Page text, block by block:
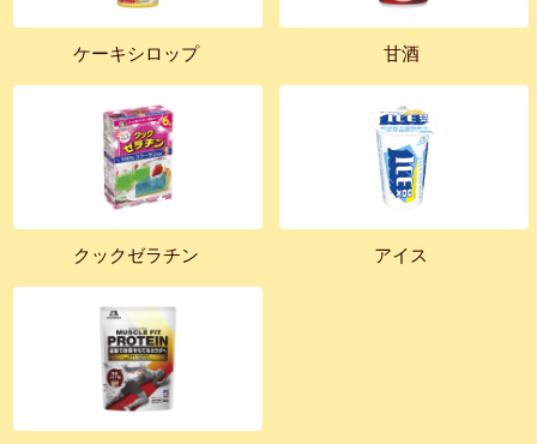
ケーキシロップ 甘酒
クックゼラチン アイス